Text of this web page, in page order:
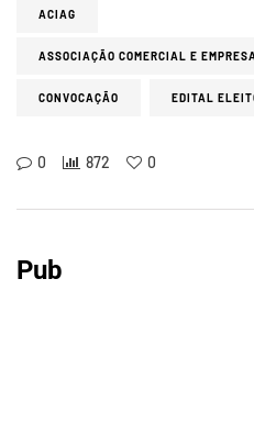
ACIAG
ASSOCIAÇÃO COMERCIAL E
CONVOCAÇÃO EDITAL
0 872 0
Pub